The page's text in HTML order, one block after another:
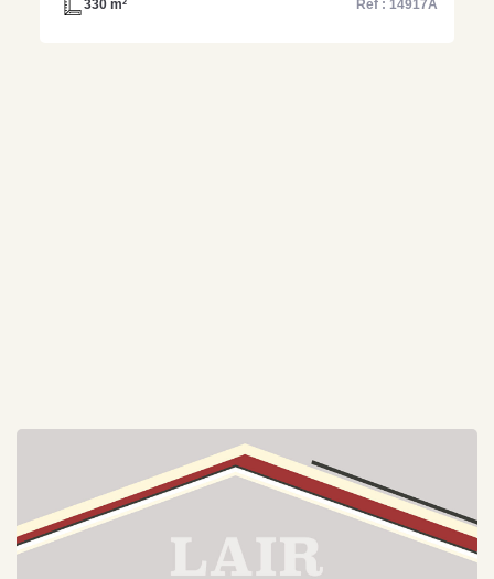
commerciale -ref: 14917A
330 m² Ref : 14917A